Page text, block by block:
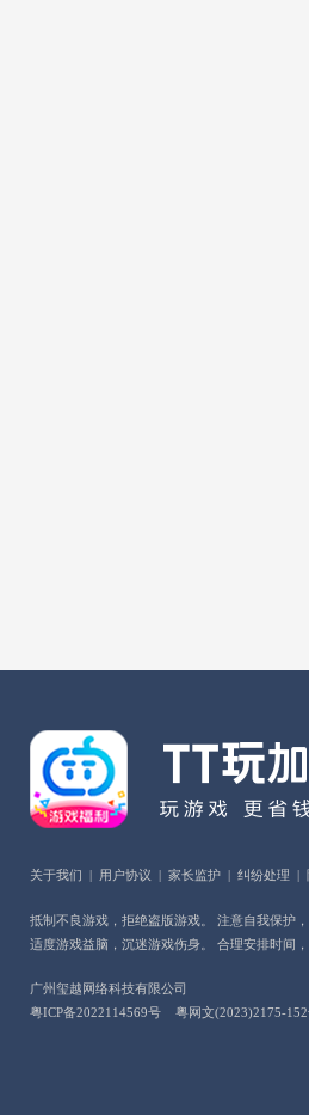
关于我们 | 用户协议 | 家长监护 | 纠纷处理 |
抵制不良游戏，拒绝盗版游戏。 注意自我保护
适度游戏益脑，沉迷游戏伤身。 合理安排时间
广州玺越网络科技有限公司
粤ICP备2022114569号
粤网文(2023)2175-